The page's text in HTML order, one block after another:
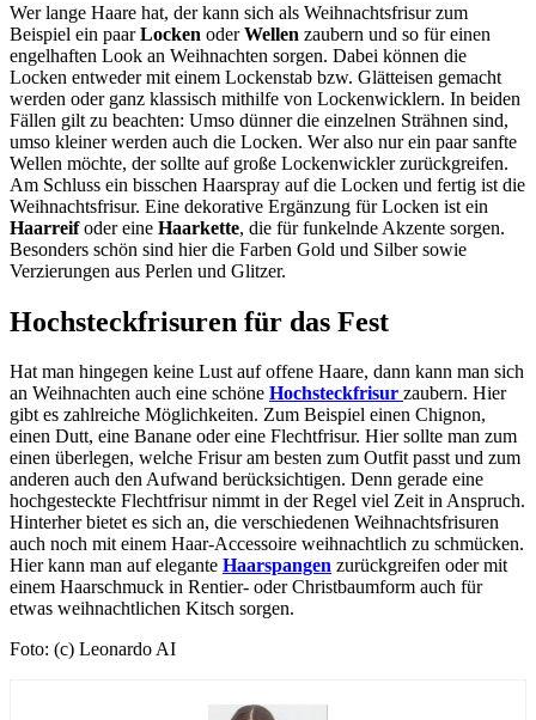
Wer lange Haare hat, der kann sich als Weihnachtsfrisur zum
Beispiel ein paarLocken oderWellen zaubern und so für einen
engelhaften Look an Weihnachten sorgen. Dabei können die
Locken entweder mit einem Lockenstab bzw. Glätteisen gemacht
werden oder ganz klassisch mithilfe von Lockenwicklern. In beiden
Fällen gilt zu beachten: Umso dünner die einzelnen Strähnen sind,
umso kleiner werden auch die Locken. Wer also nur ein paar sanfte
Wellen möchte, der sollte auf große Lockenwickler zurückgreifen.
Am Schluss ein bisschen Haarspray auf die Locken und fertig ist die
Weihnachtsfrisur. Eine dekorative Ergänzung für Locken ist ein
Haarreifoder eine Haarkette, die für funkelnde Akzente sorgen.
Besonders schön sind hier die Farben Gold und Silber sowie
Verzierungen aus Perlen und Glitzer.
Hochsteckfrisuren für das Fest
Hat man hingegen keine Lust auf offene Haare, dann kann man sich
an Weihnachten auch eine schöne Hochsteckfrisur zaubern. Hier
gibt es zahlreiche Möglichkeiten. Zum Beispiel einen Chignon,
einen Dutt, eine Banane oder eine Flechtfrisur. Hier sollte man zum
einen überlegen, welche Frisur am besten zum Outfit passt und zum
anderen auch den Aufwand berücksichtigen. Denn gerade eine
hochgesteckte Flechtfrisur nimmt in der Regel viel Zeit in Anspruch.
Hinterher bietet es sich an, die verschiedenen Weihnachtsfrisuren
auch noch mit einem Haar-Accessoire weihnachtlich zu schmücken.
Hier kann man auf elegante Haarspangen zurückgreifen oder mit
einem Haarschmuck in Rentier- oder Christbaumform auch für
etwas weihnachtlichen Kitsch sorgen.
Foto: (c) Leonardo AI